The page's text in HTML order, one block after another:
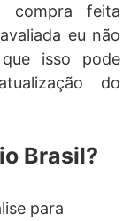
compra feita
eu não
isso pode
do
Brasil?
para